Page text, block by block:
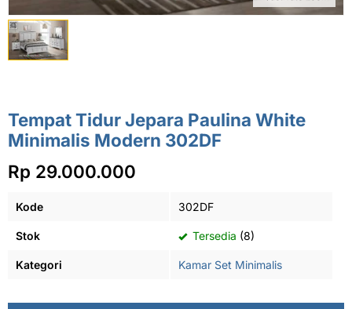
Tempat Tidur Jepara Paulina White
Minimalis Modern 302DF
Rp 29.000.000
Kode 302DF
Stok Tersedia (8)
Kategori Kamar Set Minimalis